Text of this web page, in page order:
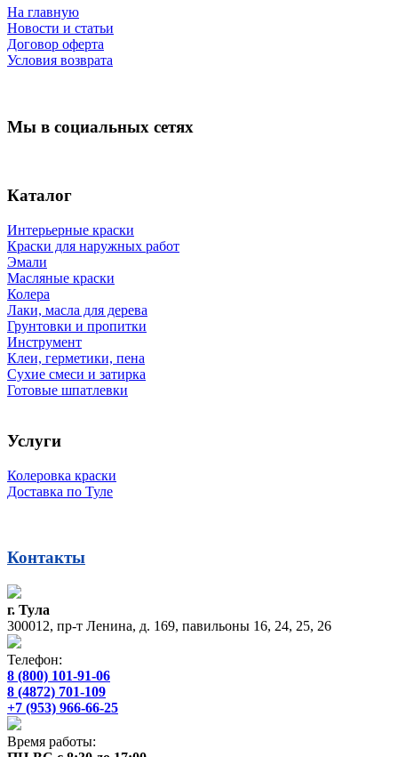
На главную
Новости и статьи
Договор оферта
Условия возврата
Мы в социальных сетях
Каталог
Интерьерные краски
Краски для наружных работ
Эмали
Масляные краски
Колера
Лаки, масла для дерева
Грунтовки и пропитки
Инструмент
Клеи, герметики, пена
Сухие смеси и затирка
Готовые шпатлевки
Услуги
Колеровка краски
Доставка по Туле
Контакты
г. Тула
300012, пр-т Ленина, д. 169, павильоны 16, 24, 25, 26
Телефон:
8 (800) 101-91-06
8 (4872) 701-109
+7 (953) 966-66-25
Время работы: